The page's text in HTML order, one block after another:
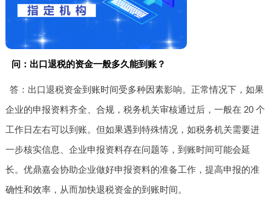
问：出口退税的资金一般多久能到账？
答：出口退税资金到账时间受多种因素影响。正常情况下，如果
企业的申报资料齐全、合规，税务机关审核通过后，一般在 20 个
工作日左右可以到账。但如果遇到特殊情况，如税务机关需要进
一步核实信息、企业申报资料存在问题等，到账时间可能会延
长。优鼎嘉会协助企业做好申报资料的准备工作，提高申报的准
确性和效率，从而加快退税资金的到账时间。